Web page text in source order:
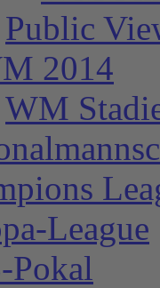
Public
2014
WM
League
Pokal